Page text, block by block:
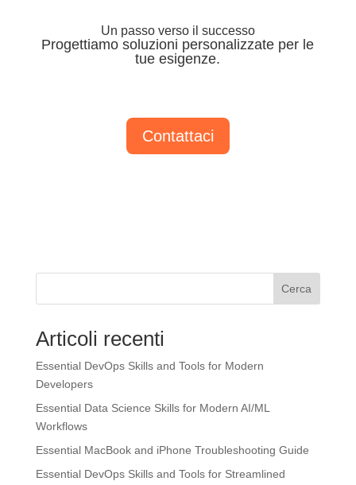
Un passo verso il successo
Progettiamo soluzioni personalizzate per le
tue esigenze.
Contattaci
Cerca
Articoli recenti
Essential DevOps Skills and Tools for Modern
Developers
Essential Data Science Skills for Modern AI/ML
Workflows
Essential MacBook and iPhone Troubleshooting Guide
Essential DevOps Skills and Tools for Streamlined